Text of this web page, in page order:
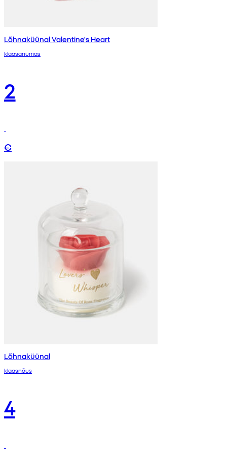
Lõhnaküünal Valentine's Heart
klaasanumas
2
€
Lõhnaküünal
klaasnõus
4